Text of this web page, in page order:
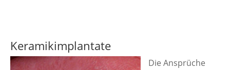
Keramikimplantate
Die Ansprüche